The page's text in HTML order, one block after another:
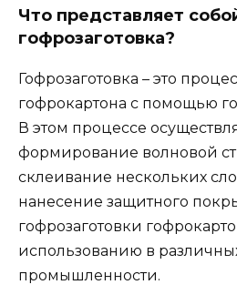
Что представляет
гофрозаготовка?
Гофрозаготовка – это
гофрокартона с помощью
В этом процессе
формирование волновой
склеивание нескольких
нанесение защитного
гофрозаготовки
использованию в
промышленности.